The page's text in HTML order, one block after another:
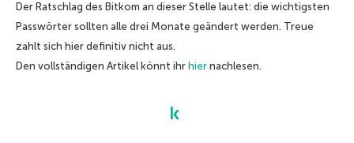
Der Ratschlag des Bitkom an dieser Stelle lautet: die wichtigsten
Passwörter sollten alle drei Monate geändert werden. Treue
zahlt sich hier definitiv nicht aus.
Den vollständigen Artikel könnt ihr hier nachlesen.